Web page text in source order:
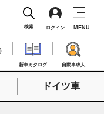
新車カタログ 自動車求人
検索 ログイン MENU
ドイツ車